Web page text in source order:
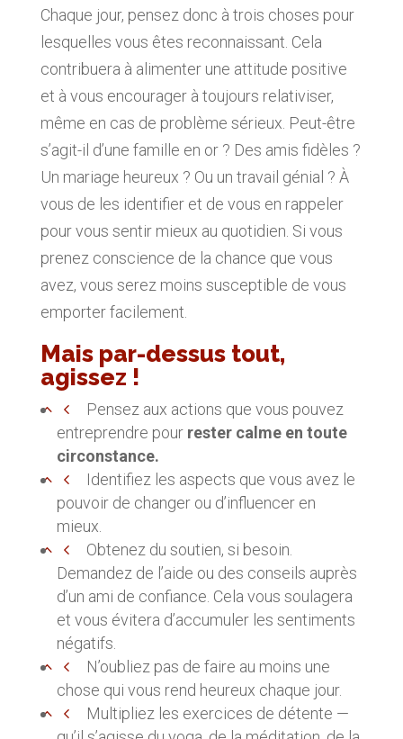
Chaque jour, pensez donc à trois choses pour
lesquelles vous êtes reconnaissant. Cela
contribuera à alimenter une attitude positive
et à vous encourager à toujours relativiser,
même en cas de problème sérieux. Peut-être
s’agit-il d’une famille en or ? Des amis fidèles ?
Un mariage heureux ? Ou un travail génial ? À
vous de les identifier et de vous en rappeler
pour vous sentir mieux au quotidien. Si vous
prenez conscience de la chance que vous
avez, vous serez moins susceptible de vous
emporter facilement.
Mais par-dessus tout,
agissez !
Pensez aux actions que vous pouvez
entreprendre pour rester calme en toute
circonstance.
Identifiez les aspects que vous avez le
pouvoir de changer ou d’influencer en
mieux.
Obtenez du soutien, si besoin.
Demandez de l’aide ou des conseils auprès
d’un ami de confiance. Cela vous soulagera
et vous évitera d’accumuler les sentiments
négatifs.
N’oubliez pas de faire au moins une
chose qui vous rend heureux chaque jour.
Multipliez les exercices de détente —